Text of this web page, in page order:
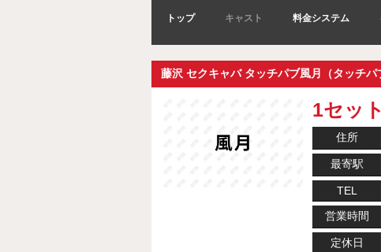
トップ キャスト 料金システム
藤沢 セクキャバ タッチパブ風月（タッチパ
1セッ
住所
最寄駅
TEL
営業時間
定休日